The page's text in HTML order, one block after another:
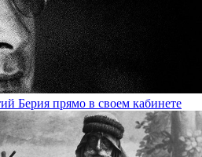
Берия прямо в своем кабинете